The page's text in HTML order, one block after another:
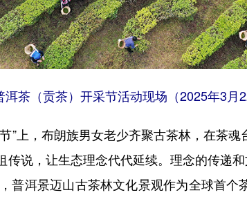
茶（贡茶）开采节活动现场（2025年3月
，布朗族男女老少齐聚古茶林，在茶魂
说，让生态理念代代延续。理念的传递
普洱景迈山古茶林文化景观作为全球首个